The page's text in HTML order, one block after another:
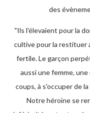
des
"Ils l'élevaient pour la
cultive pour la restituer
fertile. Le garçon
aussi une femme,
coups, à s'occuper de
Notre héroïne se